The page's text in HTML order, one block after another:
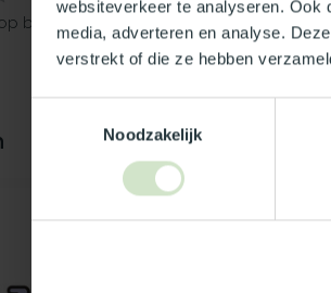
websiteverkeer te analyseren. Ook
media, adverteren en analyse.
verstrekt of die ze hebben
Noodzakelijk
basis van beoordelingen